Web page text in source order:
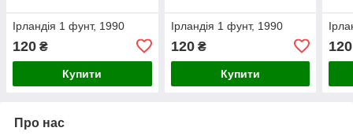
Ірландія 1 фунт, 1990
120 ₴
Купити
Ірландія 1 фунт, 1990
120₴
Купити
120
Про нас